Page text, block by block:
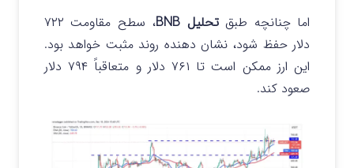
اما چنانچه طبقتحلیل BNB
، سطح مقاومت ۷۲۲
دلار حفظ شود، نشان دهنده روند مثبت خواهد بود.
این ارز ممکن است تا ۷۶۱ دلار و متعاقباً ۷۹۴ دلار
صعود کند.